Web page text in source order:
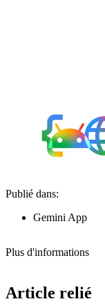
Publié dans:
Gemini App
Plus d'informations
Article relié